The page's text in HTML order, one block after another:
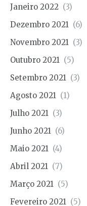
Janeiro 2022 (3)
Dezembro 2021 (6)
Novembro 2021 (3)
Outubro 2021 (5)
Setembro 2021 (3)
Agosto 2021 (1)
Julho 2021 (3)
Junho 2021 (6)
Maio 2021 (4)
Abril 2021 (7)
Março 2021 (5)
Fevereiro 2021 (5)